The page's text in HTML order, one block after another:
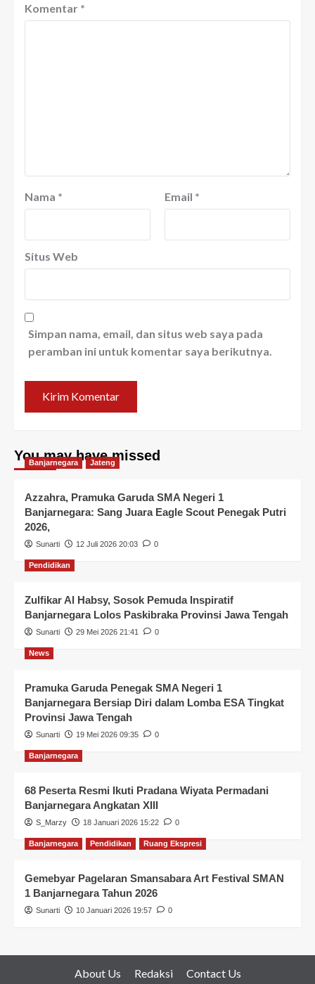
Komentar *
Nama * Email *
Situs Web
Simpan nama, email, dan situs web saya pada
peramban ini untuk komentar saya berikutnya.
You may have missed
Banjarnegara Jateng
Azzahra, Pramuka Garuda SMA Negeri 1
Banjarnegara: Sang Juara Eagle Scout Penegak Putri
2026,
Sunarti 12 Juli 2026 20:03 0
Pendidikan
Zulfikar Al Habsy, Sosok Pemuda Inspiratif
Banjarnegara Lolos Paskibraka Provinsi Jawa Tengah
Sunarti 29 Mei 2026 21:41 0
News
Pramuka Garuda Penegak SMA Negeri 1
Banjarnegara Bersiap Diri dalam Lomba ESA Tingkat
Provinsi Jawa Tengah
Sunarti 19 Mei 2026 09:35 0
Banjarnegara
68 Peserta Resmi Ikuti Pradana Wiyata Permadani
Banjarnegara Angkatan XIII
S_Marzy 18 Januari 2026 15:22 0
Banjarnegara Pendidikan Ruang Ekspresi
Gemebyar Pagelaran Smansabara Art Festival SMAN
1 Banjarnegara Tahun 2026
Sunarti 10 Januari 2026 19:57 0
About Us Redaksi Contact Us